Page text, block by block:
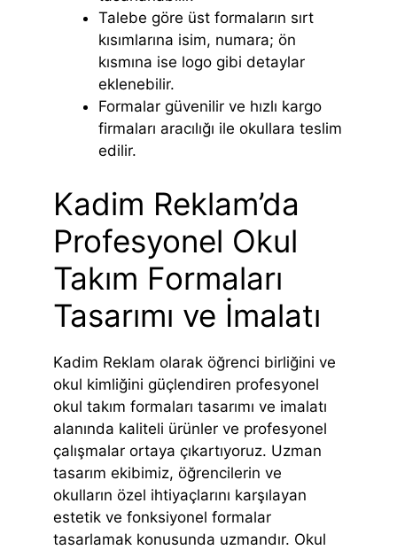
Talebe göre üst formaların sırt
kısımlarına isim, numara; ön
kısmına ise logo gibi detaylar
eklenebilir.
Formalar güvenilir ve hızlı kargo
firmaları aracılığı ile okullara teslim
edilir.
Kadim Reklam’da
Profesyonel Okul
Takım Formaları
Tasarımı ve İmalatı
Kadim Reklam olarak öğrenci birliğini ve
okul kimliğini güçlendiren profesyonel
okul takım formaları tasarımı ve imalatı
alanında kaliteli ürünler ve profesyonel
çalışmalar ortaya çıkartıyoruz. Uzman
tasarım ekibimiz, öğrencilerin ve
okulların özel ihtiyaçlarını karşılayan
estetik ve fonksiyonel formalar
tasarlamak konusunda uzmandır. Okul